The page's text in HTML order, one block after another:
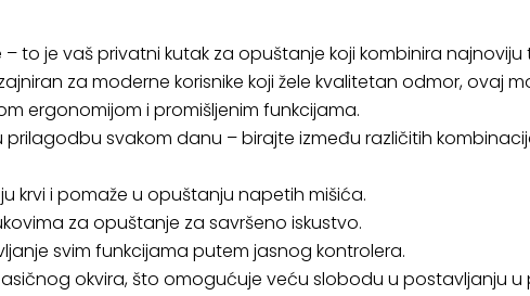
to je vaš privatni kutak za opuštanje koji kombinira najnoviju
za moderne korisnike koji žele kvalitetan odmor, ovaj
ergonomijom i promišljenim funkcijama.
prilagodbu svakom danu – birajte između različitih
krvi i pomaže u opuštanju napetih mišića.
za opuštanje za savršeno iskustvo.
svim funkcijama putem jasnog kontrolera.
okvira, što omogućuje veću slobodu u postavljanju u